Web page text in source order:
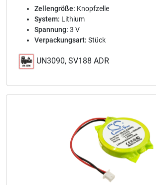
Zellengröße: Knopfzelle
System: Lithium
Spannung: 3 V
Verpackungsart: Stück
UN3090, SV188 ADR